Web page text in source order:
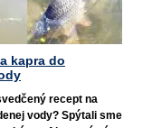
kapra do
recept na
vody? Spýtali sme